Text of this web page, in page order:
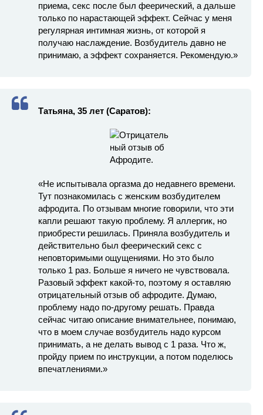
приема, секс после был феерический, а дальше
только по нарастающей эффект. Сейчас у меня
регулярная интимная жизнь, от которой я
получаю наслаждение. Возбудитель давно не
принимаю, а эффект сохраняется. Рекомендую.»
Татьяна, 35 лет (Саратов):
«Не испытывала оргазма до недавнего времени.
Тут познакомилась с женским возбудителем
афродита. По отзывам многие говорили, что эти
капли решают такую проблему. Я аллергик, но
приобрести решилась. Приняла возбудитель и
действительно был феерический секс с
неповторимыми ощущениями. Но это было
только 1 раз. Больше я ничего не чувствовала.
Разовый эффект какой-то, поэтому я оставляю
отрицательный отзыв об афродите. Думаю,
проблему надо по-другому решать. Правда
сейчас читаю описание внимательнее, понимаю,
что в моем случае возбудитель надо курсом
принимать, а не делать вывод с 1 раза. Что ж,
пройду прием по инструкции, а потом поделюсь
впечатлениями.»